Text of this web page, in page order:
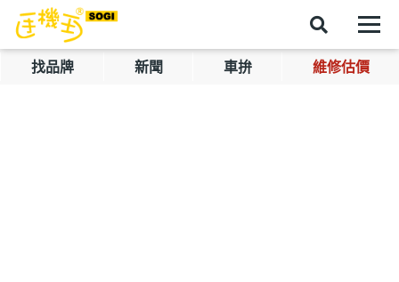
找品牌 新聞 車拚 維修估價